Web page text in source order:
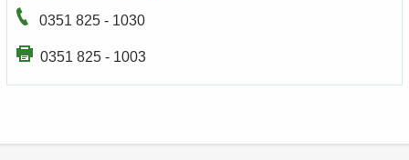
0351 825 - 1030
0351 825 - 1003